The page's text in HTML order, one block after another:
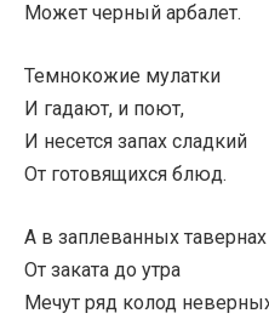
Может черный арбалет.
Темнокожие мулатки
И гадают, и поют,
И несется запах сладкий
От готовящихся блюд.
А в заплеванных тавернах
От заката до утра
Мечут ряд колод